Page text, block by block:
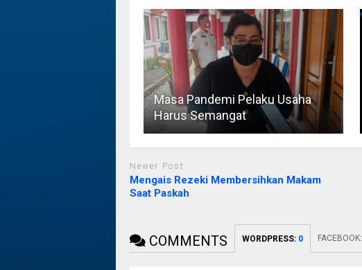
Masa Pandemi Pelaku Usaha
Harus Semangat
Newer Post
Mengais Rezeki Membersihkan Makam
Saat Paskah
COMMENTS WORDPRESS: 0 FACEBOOK: